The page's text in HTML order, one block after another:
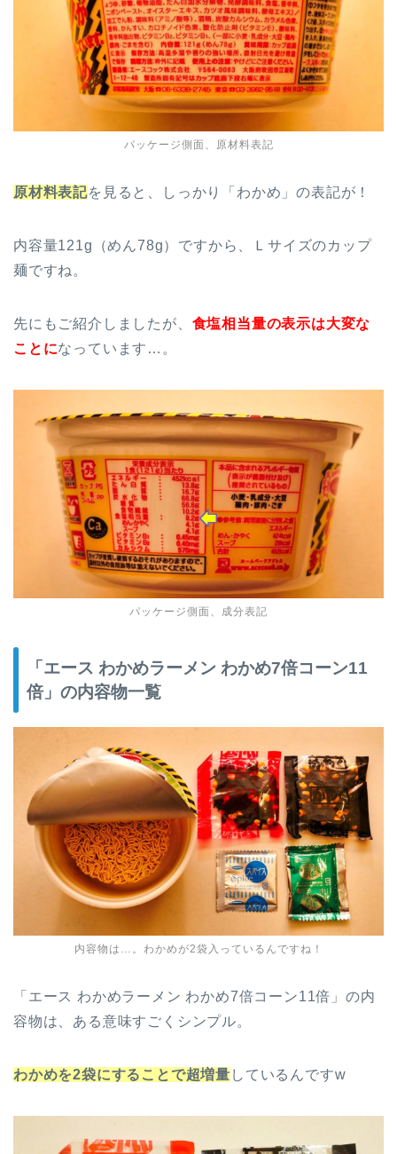
パッケージ側面、原材料表記
原材料表記を見ると、しっかり「わかめ」の表記が！
内容量121g（めん78g）ですから、Ｌサイズのカップ
麺ですね。
先にもご紹介しましたが、 食塩相当量の表示は大変な
ことになっています…。
パッケージ側面、成分表記
「エース わかめラーメン わかめ7倍コーン11
倍」の内容物一覧
内容物は…。わかめが2袋入っているんですね！
「エース わかめラーメン わかめ7倍コーン11倍」の内
容物は、ある意味すごくシンプル。
わかめを2袋にすることで超増量 しているんですw